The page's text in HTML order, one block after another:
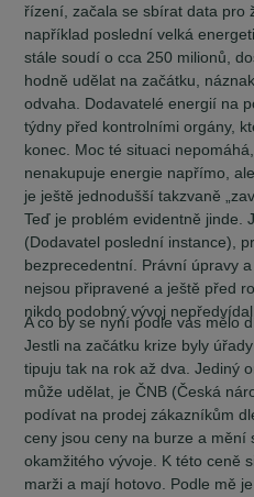
řízení, začala se sbírat data pro
například poslední velká
stále soudí o cca 250 milionů,
hodně udělat na začátku,
odvaha. Dodavatelé energií na
týdny před kontrolními orgány,
konec. Moc té situaci
nenakupuje energie napřímo,
je ještě jednodušší takzvaně
Teď je problém evidentně jinde.
(Dodavatel poslední instance),
bezprecedentní. Právní úpravy
nejsou připravené a ještě před
nikdo podobný vývoj nepředvídal.
A co by se nyní podle vás mělo
Jestli na začátku krize byly
tipuju tak na rok až dva. Jediný
může udělat, je ČNB (Česká
podívat na prodej zákazníkům
ceny jsou ceny na burze a mění
okamžitého vývoje. K této ceně
marži a mají hotovo. Podle mě